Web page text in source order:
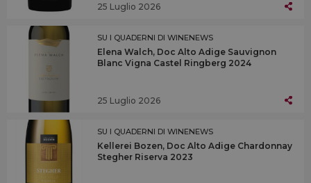
25 Luglio 2026
SU I QUADERNI DI WINENEWS
Elena Walch, Doc Alto Adige Sauvignon
Blanc Vigna Castel Ringberg 2024
25 Luglio 2026
SU I QUADERNI DI WINENEWS
Kellerei Bozen, Doc Alto Adige Chardonnay
Stegher Riserva 2023